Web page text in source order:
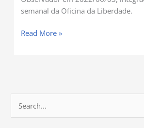
semanal da Oficina da Liberdade.
Read More »